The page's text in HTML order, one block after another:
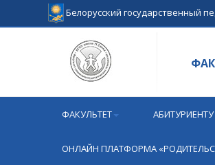
Белорусский государственный
ФАКУЛЬТЕТ АБИТУРИЕНТУ
ОНЛАЙН ПЛАТФОРМА